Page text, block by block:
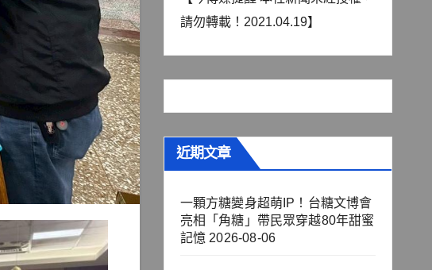
請勿轉載！2021.04.19】
近期文章
一顆方糖變身超萌IP！台糖文博會
亮相「角糖」帶民眾穿越80年甜蜜
記憶 2026-08-06